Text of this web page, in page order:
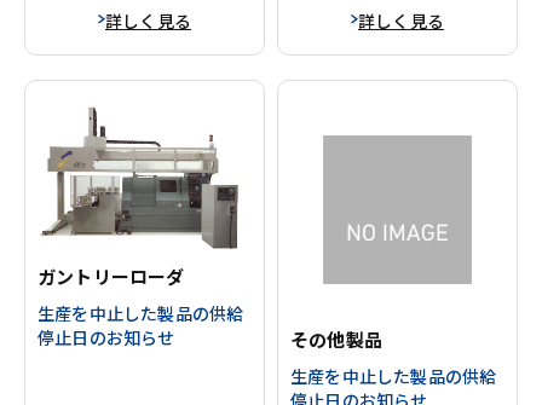
詳しく見る 詳しく見る
ガントリーローダ
生産を中止した製品の供給
停止日のお知らせ
その他製品
生産を中止した製品の供給
停止日のお知らせ